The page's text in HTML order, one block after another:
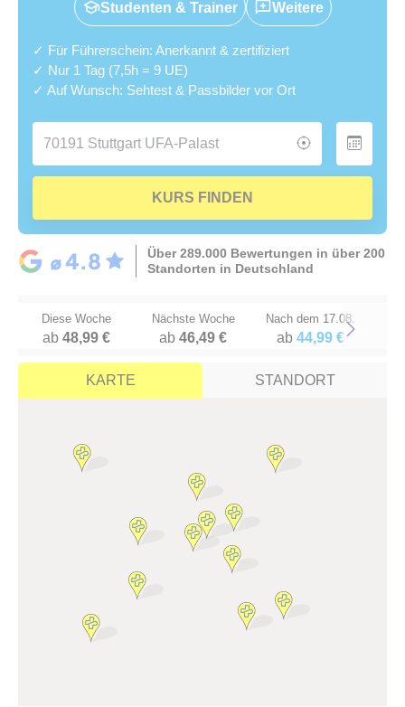
Studenten & Trainer Weitere
✓ Für Führerschein: Anerkannt & zertifiziert
✓ Nur 1 Tag (7,5h = 9 UE)
✓ Auf Wunsch: Sehtest & Passbilder vor Ort
KURS FINDEN
Über 289.000 Bewertungen in über 200
Standorten in Deutschland
Diese Woche
ab48,99 €
Nächste Woche
ab46,49 €
Nach dem 17.08.
ab 44,99 €Next
KARTE STANDORT